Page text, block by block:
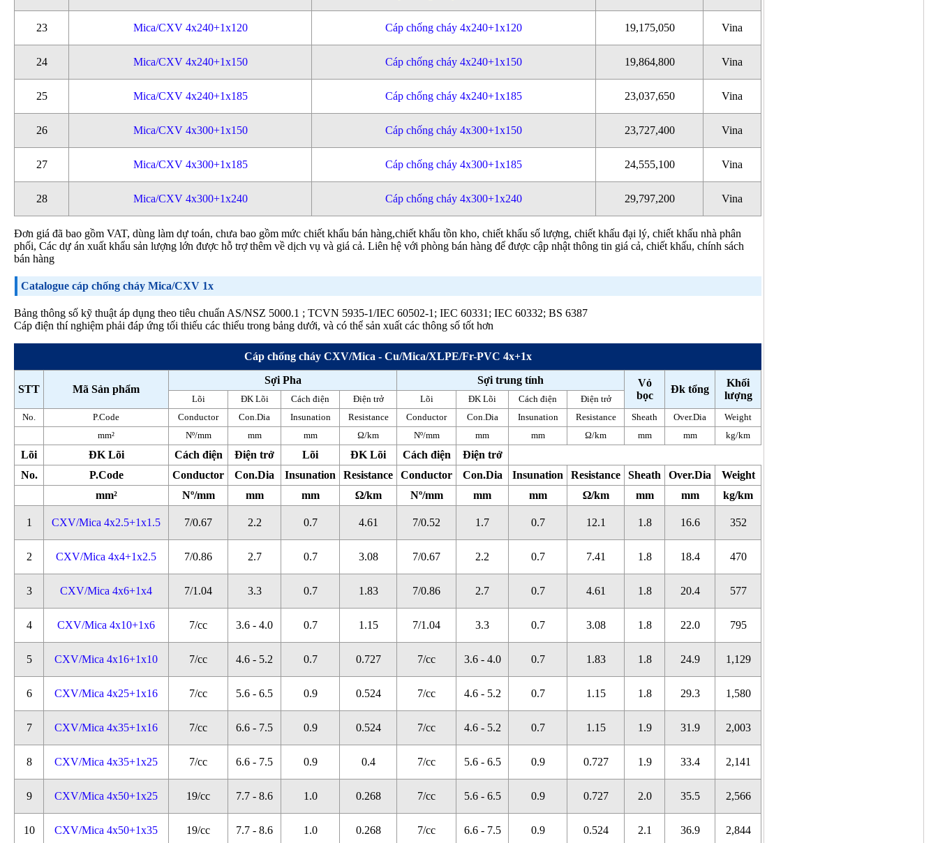
23 Mica/CXV 4x240+1x120 Cáp chống cháy 4x240+1x120 19,175,050 Vina
24 Mica/CXV 4x240+1x150 Cáp chống cháy 4x240+1x150 19,864,800 Vina
25 Mica/CXV 4x240+1x185 Cáp chống cháy 4x240+1x185 23,037,650 Vina
26 Mica/CXV 4x300+1x150 Cáp chống cháy 4x300+1x150 23,727,400 Vina
27 Mica/CXV 4x300+1x185 Cáp chống cháy 4x300+1x185 24,555,100 Vina
28 Mica/CXV 4x300+1x240 Cáp chống cháy 4x300+1x240 29,797,200 Vina
Đơn giá đã bao gồm VAT, dùng làm dự toán, chưa bao gồm mức chiết khấu bán hàng,chiết khấu tồn kho, chiết khấu số lượng, chiết khấu đại lý, chiết khấu nhà phân
phối, Các dự án xuất khẩu sản lượng lớn được hỗ trợ thêm về dịch vụ và giá cả. Liên hệ với phòng bán hàng để được cập nhật thông tin giá cả, chiết khấu, chính sách
bán hàng
Catalogue cáp chống cháy Mica/CXV 1x
Bảng thông số kỹ thuật áp dụng theo tiêu chuẩn AS/NSZ 5000.1 ; TCVN 5935-1/IEC 60502-1; IEC 60331; IEC 60332; BS 6387
Cáp điện thí nghiệm phải đáp ứng tối thiếu các thiểu trong bảng dưới, và có thể sản xuất các thông số tốt hơn
Cáp chống cháy CXV/Mica - Cu/Mica/XLPE/Fr-PVC 4x+1x
STT Mã Sản phẩm
Sợi Pha Sợi trung tính
Vỏ
bọc
Đk tổng
Khối
lượng
Lõi ĐK Lõi Cách điện Điện trở Lõi ĐK Lõi Cách điện
Điện trở
No.
P.Code Conductor Con.Dia Insunation Resistance Conductor Con.Dia Insunation Resistance Sheath Over.Dia
Weight
mm²
Nº/mm mm mm Ω/km Nº/mm mm mm Ω/km mm mm kg/km
Lõi ĐK Lõi Cách điện Điện trở Lõi ĐK Lõi Cách điện
Điện trở
No.
P.Code Conductor Con.Dia Insunation Resistance Conductor Con.Dia Insunation Resistance Sheath Over.Dia
Weight
mm²
Nº/mm mm mm Ω/km Nº/mm mm mm Ω/km mm mm kg/km
1 CXV/Mica 4x2.5+1x1.5 7/0.67 2.2 0.7 4.61 7/0.52 1.7 0.7 12.1 1.8 16.6 352
2 CXV/Mica 4x4+1x2.5 7/0.86 2.7 0.7 3.08 7/0.67 2.2 0.7 7.41 1.8 18.4 470
3 CXV/Mica 4x6+1x4 7/1.04 3.3 0.7 1.83 7/0.86 2.7 0.7 4.61 1.8 20.4 577
4 CXV/Mica 4x10+1x6 7/cc 3.6 - 4.0 0.7 1.15 7/1.04 3.3 0.7 3.08 1.8 22.0 795
5 CXV/Mica 4x16+1x10 7/cc 4.6 - 5.2 0.7 0.727 7/cc 3.6 - 4.0 0.7 1.83 1.8 24.9 1,129
6 CXV/Mica 4x25+1x16 7/cc 5.6 - 6.5 0.9 0.524 7/cc 4.6 - 5.2 0.7 1.15 1.8 29.3 1,580
7 CXV/Mica 4x35+1x16 7/cc 6.6 - 7.5 0.9 0.524 7/cc 4.6 - 5.2 0.7 1.15 1.9 31.9 2,003
8 CXV/Mica 4x35+1x25 7/cc 6.6 - 7.5 0.9 0.4 7/cc 5.6 - 6.5 0.9 0.727 1.9 33.4 2,141
9 CXV/Mica 4x50+1x25 19/cc 7.7 - 8.6 1.0 0.268 7/cc 5.6 - 6.5 0.9 0.727 2.0 35.5 2,566
10 CXV/Mica 4x50+1x35 19/cc 7.7 - 8.6 1.0 0.268 7/cc 6.6 - 7.5 0.9 0.524 2.1 36.9 2,844